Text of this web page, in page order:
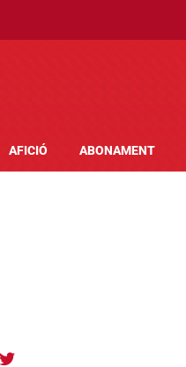
AFICIÓ ABONAMENT